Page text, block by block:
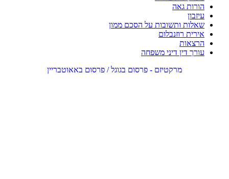
הורות גאה
עיזבון
שאלות ותשובות על הסכם ממון
אירית רוזנבלום
הרצאות
עורך דין דיני משפחה
מרקטיזם - פרסום בגוגל / פרסום באאוטבריין